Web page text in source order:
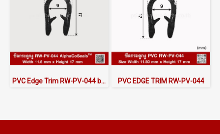
PVC Edge Trim RW-PV-044 by AlphaCoSeals™ PVC EDGE TRIM RW-PV-044